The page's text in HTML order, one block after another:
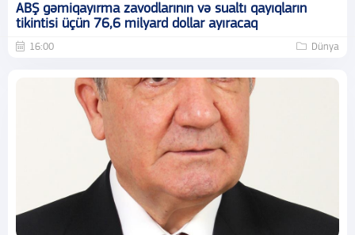
ABŞ gəmiqayırma zavodlarının və sualtı qayıqların
tikintisi üçün 76,6 milyard dollar ayıracaq
16:00 Dünya